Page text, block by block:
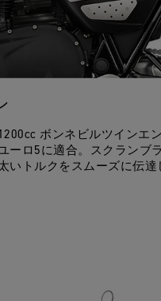
ボンネビルツインエ
ーロ5に適合。スクランブ
いトルクをスムーズに伝達